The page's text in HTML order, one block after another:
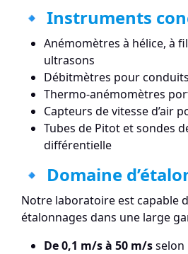
🔹 Instruments
Anémomètres à hélice, à
ultrasons
Débitmètres pour conduits
Thermo-anémomètres
Capteurs de vitesse d’air
Tubes de Pitot et sondes
différentielle
🔹 Domaine
Notre laboratoire est capable
étalonnages dans une large
De 0,1 m/s à 50 m/sselon